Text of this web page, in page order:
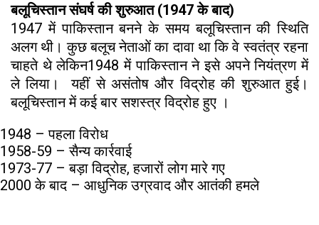
बलूचिस्तान संघर्ष की शुरुआत (1947 के बाद)
1947 में पाकिस्तान बनने के समय बलूचिस्तान की स्थिति
अलग थी। कुछ बलूच नेताओं का दावा था कि वे स्वतंत्र रहना
चाहते थे लेकिन1948 में पाकिस्तान ने इसे अपने नियंत्रण में
ले लिया। यहीं से असंतोष और विद्रोह की शुरुआत हुई।
बलूचिस्तान में कई बार सशस्त्र विद्रोह हुए ।
1948 – पहला विरोध
1958-59 – सैन्य कार्रवाई
1973-77 – बड़ा विद्रोह, हजारों लोग मारे गए
2000 के बाद – आधुनिक उग्रवाद और आतंकी हमले